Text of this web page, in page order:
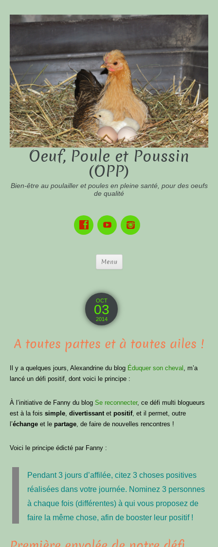
Oeuf, Poule et Poussin
(OPP)
Bien-être au poulailler et poules en pleine santé, pour des oeufs
de qualité
Menu
OCT
03
2014
A toutes pattes et à toutes ailes !
Il y a quelques jours, Alexandrine du blog Éduquer son cheval
, m’a
lancé un défi positif, dont voici le principe :
À l’initiative de Fanny du blog Se reconnecter, ce défi multi blogueurs
est à la fois simple divertissant et positif, et il permet, outre
l’échange et le partage , de faire de nouvelles rencontres !
Voici le principe édicté par Fanny :
Pendant 3 jours d’affilée, citez 3 choses positives
réalisées dans votre journée. Nominez 3 personnes
à chaque fois (différentes) à qui vous proposez de
faire la même chose, afin de booster leur positif !